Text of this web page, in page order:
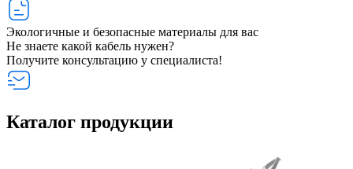
Экологичные и безопасные материалы для вас
Не знаете какой кабель нужен?
Получите консультацию у специалиста!
Каталог продукции